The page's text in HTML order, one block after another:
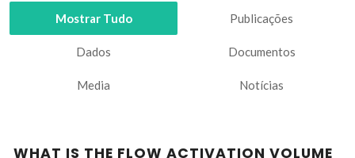
Mostrar Tudo Publicações
Dados Documentos
Media Notícias
WHAT IS THE FLOW ACTIVATION VOLUME